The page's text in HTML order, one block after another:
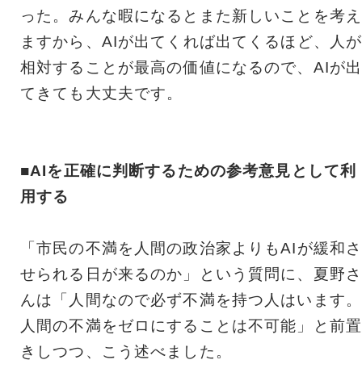
った。みんな暇になるとまた新しいことを考え
ますから、AIが出てくれば出てくるほど、人が
相対することが最高の価値になるので、AIが出
てきても大丈夫です。
■AIを正確に判断するための参考意見として利
用する
「市民の不満を人間の政治家よりもAIが緩和さ
せられる日が来るのか」という質問に、夏野さ
んは「人間なので必ず不満を持つ人はいます。
人間の不満をゼロにすることは不可能」と前置
きしつつ、こう述べました。